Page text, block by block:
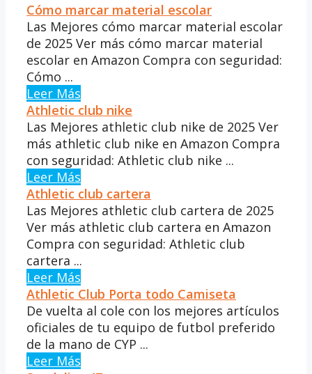
Cómo marcar material escolar
Las Mejores cómo marcar material escolar
de 2025 Ver más cómo marcar material
escolar en Amazon Compra con seguridad:
Cómo ...
Leer Más
Athletic club nike
Las Mejores athletic club nike de 2025 Ver
más athletic club nike en Amazon Compra
con seguridad: Athletic club nike ...
Leer Más
Athletic club cartera
Las Mejores athletic club cartera de 2025
Ver más athletic club cartera en Amazon
Compra con seguridad: Athletic club
cartera ...
Leer Más
Athletic Club Porta todo Camiseta
De vuelta al cole con los mejores artículos
oficiales de tu equipo de futbol preferido
de la mano de CYP ...
Leer Más